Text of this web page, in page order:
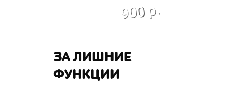
900 р.
ЗА ЛИШНИЕ
ФУНКЦИИ